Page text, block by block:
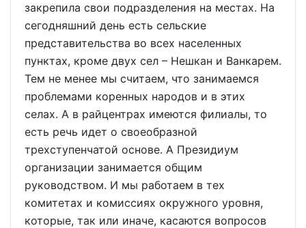
закрепила свои подразделения на местах. На
сегодняшний день есть сельские
представительства во всех населенных
пунктах, кроме двух сел – Нешкан и Ванкарем.
Тем не менее мы считаем, что занимаемся
проблемами коренных народов и в этих
селах. А в райцентрах имеются филиалы, то
есть речь идет о своеобразной
трехступенчатой основе. А Президиум
организации занимается общим
руководством. И мы работаем в тех
комитетах и комиссиях окружного уровня,
которые, так или иначе, касаются вопросов